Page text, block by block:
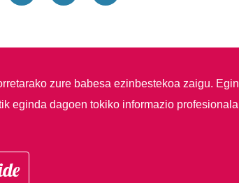
zure babesa ezinbestekoa zaigu. Egin
eginda dagoen tokiko informazio profesionala